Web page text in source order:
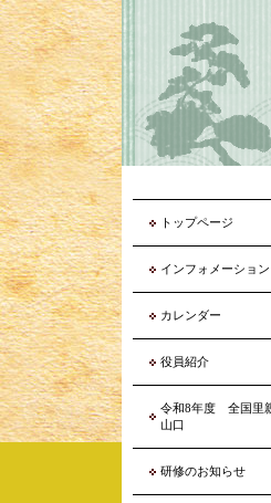
トップページ
インフォメーション
カレンダー
役員紹介
令和8年度 全国里
山口
研修のお知らせ